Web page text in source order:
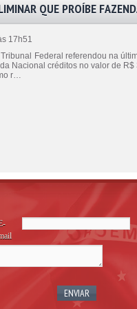
QUE PROÍBE
17h51
Federal referendou na
Nacional créditos no valor de R$
r…